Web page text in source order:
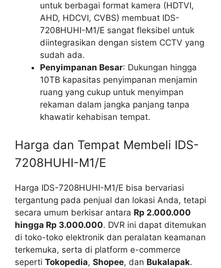
untuk berbagai format kamera (HDTVI,
AHD, HDCVI, CVBS) membuat IDS-
7208HUHI-M1/E sangat fleksibel untuk
diintegrasikan dengan sistem CCTV yang
sudah ada.
Penyimpanan Besar: Dukungan hingga
10TB kapasitas penyimpanan menjamin
ruang yang cukup untuk menyimpan
rekaman dalam jangka panjang tanpa
khawatir kehabisan tempat.
Harga dan Tempat Membeli IDS-
7208HUHI-M1/E
Harga IDS-7208HUHI-M1/E bisa bervariasi
tergantung pada penjual dan lokasi Anda, tetapi
secara umum berkisar antara Rp 2.000.000
hingga Rp 3.000.000. DVR ini dapat ditemukan
di toko-toko elektronik dan peralatan keamanan
terkemuka, serta di platform e-commerce
seperti Tokopedia, Shopee, dan Bukalapak.